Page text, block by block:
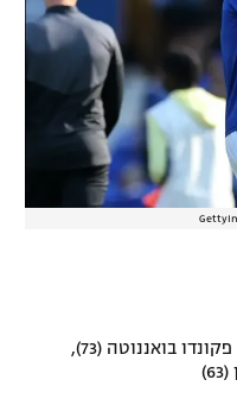
ללסטר: פקונדו בואננוטה (73),